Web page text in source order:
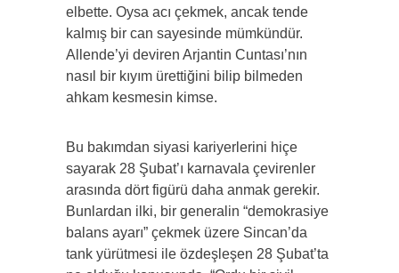
elbette. Oysa acı çekmek, ancak tende
kalmış bir can sayesinde mümkündür.
Allende’yi deviren Arjantin Cuntası’nın
nasıl bir kıyım ürettiğini bilip bilmeden
ahkam kesmesin kimse.
Bu bakımdan siyasi kariyerlerini hiçe
sayarak 28 Şubat’ı karnavala çevirenler
arasında dört figürü daha anmak gerekir.
Bunlardan ilki, bir generalin “demokrasiye
balans ayarı” çekmek üzere Sincan’da
tank yürütmesi ile özdeşleşen 28 Şubat’ta